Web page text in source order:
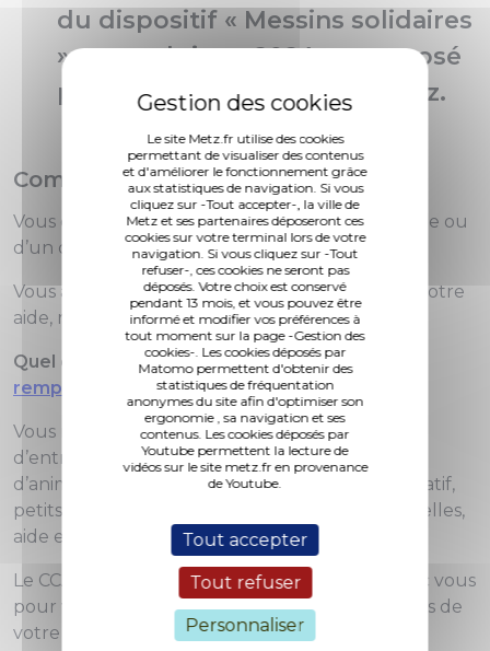
Le site Metz.fr utilise des cookies
permettant de visualiser des contenus
et d'améliorer le fonctionnement grâce
aux statistiques de navigation. Si vous
cliquez sur -Tout accepter-, la ville de
Metz et ses partenaires déposeront ces
cookies sur votre terminal lors de votre
navigation. Si vous cliquez sur -Tout
refuser-, ces cookies ne seront pas
déposés. Votre choix est conservé
pendant 13 mois, et vous pouvez être
informé et modifier vos préférences à
tout moment sur la page -Gestion des
cookies-. Les cookies déposés par
Matomo permettent d'obtenir des
statistiques de fréquentation
anonymes du site afin d'optimiser son
ergonomie , sa navigation et ses
contenus. Les cookies déposés par
Youtube permettent la lecture de
vidéos sur le site metz.fr en provenance
de Youtube.
Tout accepter
Tout refuser
Personnaliser
du dispositif « Messins solidaires
», reconduit en 2024 et proposé
par le CCAS de la Ville de Metz.
Comment ça marche ?
Vous êtes senior, vous avez besoin de compagnie ou
d’un coup de main ?
Vous avez du temps, vous souhaitez proposer votre
aide, rendre service dans votre quartier ?
Quel que soit votre profil, vous êtes invités à
remplir ce formulaire.
Vous n’aurez ensuite qu’à préciser le domaine
d’entraide : visite de courtoisie, loisirs, garde
d’animaux, aide informatique, soutien administratif,
petits travaux, aide aux courses, activités manuelles,
aide en cas d’absence, jardinage etc.
Le CCAS prendra alors rapidement contact avec vous
pour vous mettre en relation avec des habitants de
votre quartier.